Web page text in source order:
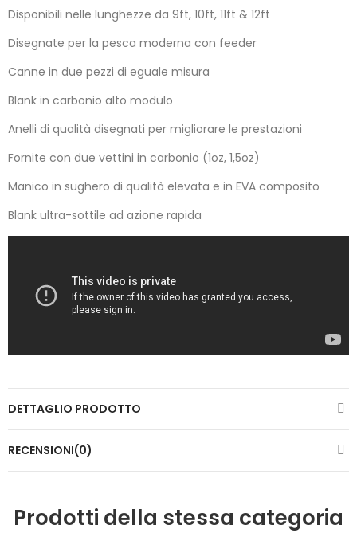
Disponibili nelle lunghezze da 9ft, 10ft, 11ft & 12ft
Disegnate per la pesca moderna con feeder
Canne in due pezzi di eguale misura
Blank in carbonio alto modulo
Anelli di qualità disegnati per migliorare le prestazioni
Fornite con due vettini in carbonio (1oz, 1,5oz)
Manico in sughero di qualità elevata e in EVA composito
Blank ultra-sottile ad azione rapida
DETTAGLIO PRODOTTO
RECENSIONI(0)
Prodotti della stessa categoria